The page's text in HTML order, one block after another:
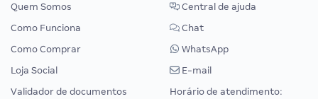
Quem Somos
Como Funciona
Como Comprar
Loja Social
Validador de documentos
Central de ajuda
Chat
WhatsApp
E-mail
Horário de atendimento: